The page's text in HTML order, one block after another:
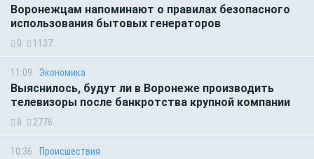
Воронежцам напоминают о правилах безопасного
использования бытовых генераторов
0 1137
11:09 Экономика
Выяснилось, будут ли в Воронеже производить
телевизоры после банкротства крупной компании
8 2776
10:36 Происшествия